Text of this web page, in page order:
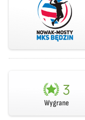
3
Wygrane